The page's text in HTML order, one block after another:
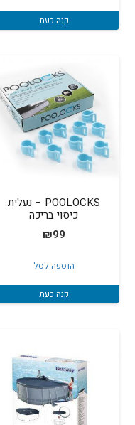
קנה כעת
POOLOCKS – נעלית
כיסוי בריכה
₪99
הוספה לסל
קנה כעת